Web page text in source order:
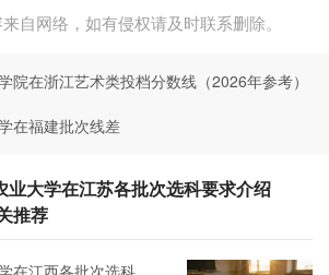
自网络，如有侵权请及时联系删除。
院在浙江艺术类投档分数线（2026年参考）
在福建批次线差
业大学在江苏各批次选科要求介绍
推荐